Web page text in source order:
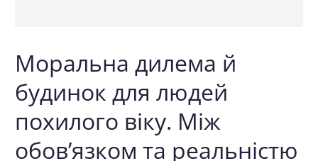
Моральна дилема й
будинок для людей
похилого віку. Між
обов’язком та реальністю